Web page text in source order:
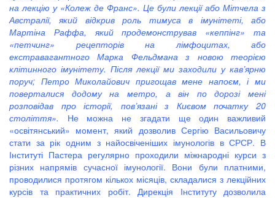
на лекцію у «Колеж де Франс». Це були лекції або Мітчела з
Австралії, який відкрив роль тимуса в імунітеті, або
Мартіна Раффа, який продемонстрував «кеппінг» та
«петчинг» рецепторів на лімфоцитах, або
екстравагантного Марка Фельдмана з новою теорією
клітинного імунітету. Після лекції ми заходили у кав’ярню
поруч; Петро Миколайович пригощав мене напоєм, і ми
поверталися додому на метро, а він по дорозі мені
розповідав про історії, пов’язані з Києвом початку 20
століття». Не можна не згадати ще один важливий
«освітянський» момент, який дозволив Сергію Васильовичу
стати за рік одним з найосвіченіших імунологів в СРСР. В
Інституті Пастера регулярно проходили міжнародні курси з
різних напрямів сучасної імунології. Вони були платними,
проводилися протягом кількох місяців, складалися з лекційних
курсів та практичних робіт. Дирекція Інституту дозволила